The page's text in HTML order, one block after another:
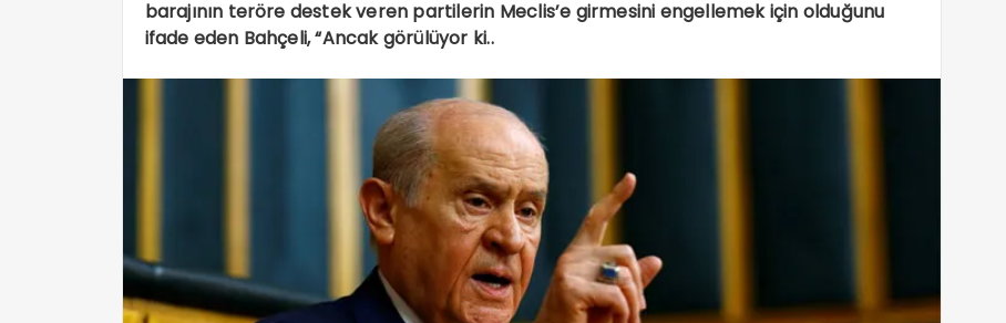
barajının teröre destek veren partilerin Meclis’e girmesini engellemek için olduğunu
ifade eden Bahçeli, “Ancak görülüyor ki..